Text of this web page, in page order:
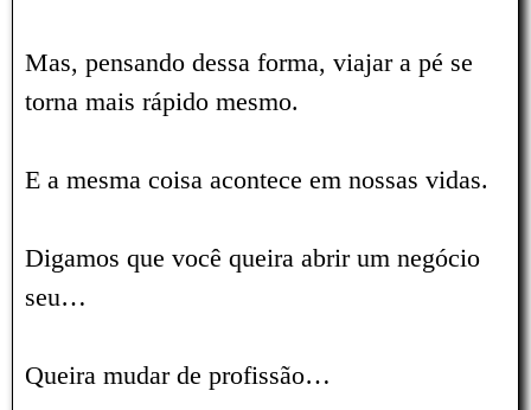
Mas, pensando dessa forma, viajar a pé se
torna mais rápido mesmo.
E a mesma coisa acontece em nossas vidas.
Digamos que você queira abrir um negócio
seu…
Queira mudar de profissão…